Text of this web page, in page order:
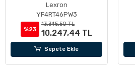
Lexron
YF4RT46PW3
%23
13.345,50 TL
10.247,44 TL
Sepete Ekle